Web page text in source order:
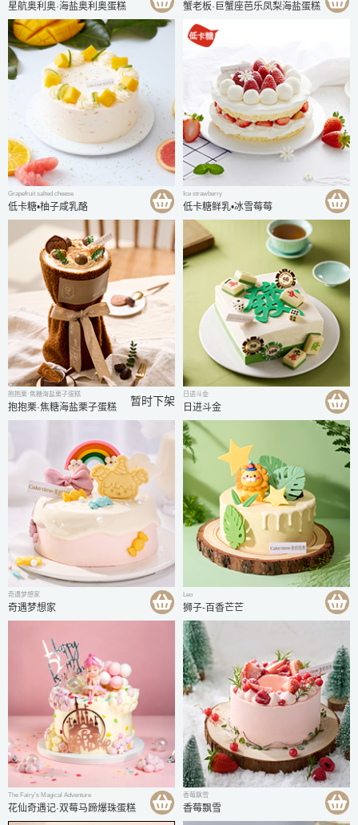
星航奥利奥·海盐奥利奥蛋糕 蟹老板·巨蟹座芭乐凤梨海盐蛋糕
Grapefruit salted cheese
低卡糖•柚子咸乳酪
Ice strawberry
低卡糖鲜乳•冰雪莓莓
抱抱栗·焦糖海盐栗子蛋糕
抱抱栗·焦糖海盐栗子蛋糕 暂时下架
日进斗金
日进斗金
奇遇梦想家
奇遇梦想家
Leo
狮子-百香芒芒
The Fairy's Magical Adventure
花仙奇遇记·双莓马蹄爆珠蛋糕
香莓飘雪
香莓飘雪